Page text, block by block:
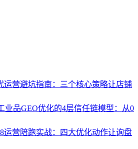
运营避坑指南：三个核心策略让店铺
业品GEO优化的4层信任链模型：从0
运营陪跑实战：四大优化动作让询盘